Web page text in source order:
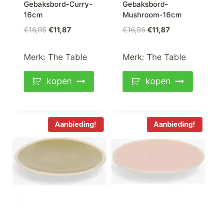
Gebaksbord-Curry-
16cm
€16,95 Oorspronkelijke
was:
€11,87Huidige
is:
Merk: The Table
kopen
Gebaksbord-
Mushroom-16cm
€16,95 Oorspronkelijke
was:
€11,87Huidige
is:
Merk: The Table
kopen
Aanbieding! Aanbieding!